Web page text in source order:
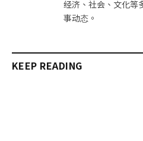
经济、社会、文化等
事动态。
KEEP READING